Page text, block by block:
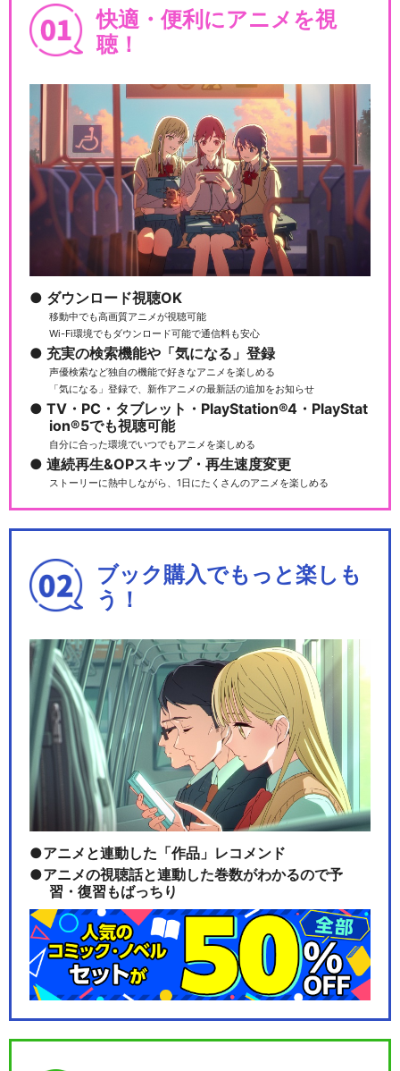
快適・便利にアニメを視
聴！
ダウンロード視聴OK
移動中でも高画質アニメが視聴可能
Wi-Fi環境でもダウンロード可能で通信料も安心
充実の検索機能や「気になる」登録
声優検索など独自の機能で好きなアニメを楽しめる
「気になる」登録で、新作アニメの最新話の追加をお知らせ
TV・PC・タブレット・PlayStation®4・PlayStat
ion®5でも視聴可能
自分に合った環境でいつでもアニメを楽しめる
連続再生&OPスキップ・再生速度変更
ストーリーに熱中しながら、1日にたくさんのアニメを楽しめる
ブック購入でもっと楽しも
う！
アニメと連動した「作品」レコメンド
アニメの視聴話と連動した巻数がわかるので予
習・復習もばっちり